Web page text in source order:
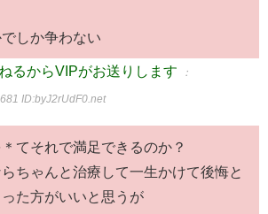
しか争わない
るからVIPがお送りします ：
ID:byJ2rUdF0.net
てそれで満足できるのか？
ちゃんと治療して一生かけて後悔と
た方がいいと思うが